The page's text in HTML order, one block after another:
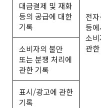
전
등에
소
관
대금결제 및 재화
등의 공급에 대한
기록
소비자의 불만
또는 분쟁 처리에
관한 기록
표시/광고에 관한
기록